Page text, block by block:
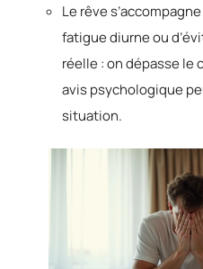
Le rêve
fatigue diurne ou
réelle : on dépasse le
avis psychologique
situation.